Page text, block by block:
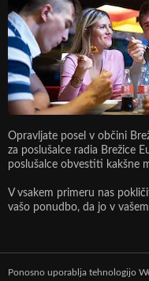
Opravljate posel v občini
za poslušalce radia Brežice
poslušalce obvestiti kakšne
V vsakem primeru nas
vašo ponudbo, da jo v
Ponosno uporablja tehnologijo